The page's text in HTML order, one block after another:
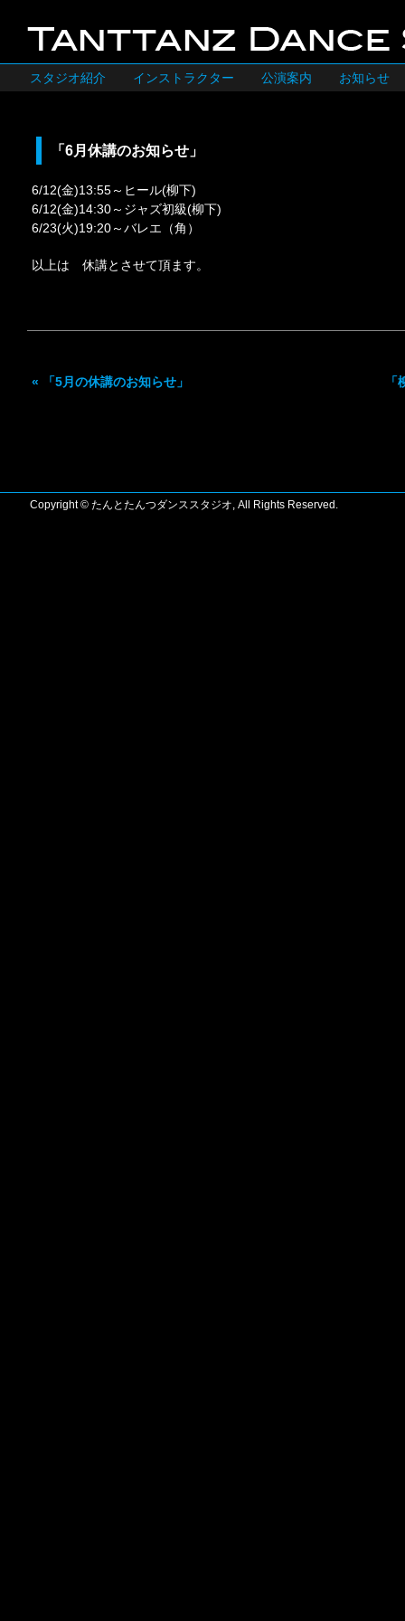
スタジオ紹介 インストラクター 公演案内 お知らせ
「6月休講のお知らせ」
6/12(金)13:55～ヒール(柳下)
6/12(金)14:30～ジャズ初級(柳下)
6/23(火)19:20～バレエ（角）
以上は 休講とさせて頂ます。
« 「5月の休講のお知らせ」
Copyright © たんとたんつダンススタジオ, All Rights Reserved.